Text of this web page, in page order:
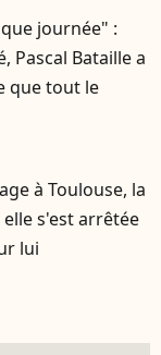
journée" :
Pascal Bataille a
que tout le
à Toulouse, la
s'est arrêtée
lui